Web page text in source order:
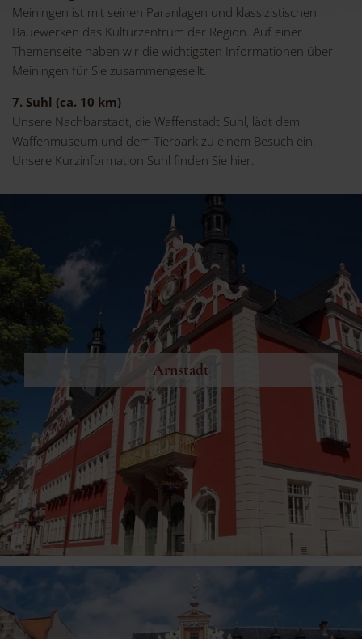
Meiningen ist mit seinen Paranlagen und klassizistischen
Bauewerken das Kulturzentrum der Region. Auf einer
Themenseite haben wir die wichtigsten Informationen über
Meiningen für Sie zusammengesellt.
7. Suhl (ca. 10 km)
Unsere Nachbarstadt, die Waffenstadt Suhl, lädt dem
Waffenmuseum und dem Tierpark zu einem Besuch ein.
Unsere Kurzinformation Suhl finden Sie hier.
Arnstadt